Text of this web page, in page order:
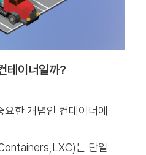
테이너일까?
한 개념인 컨테이너에
는 단일